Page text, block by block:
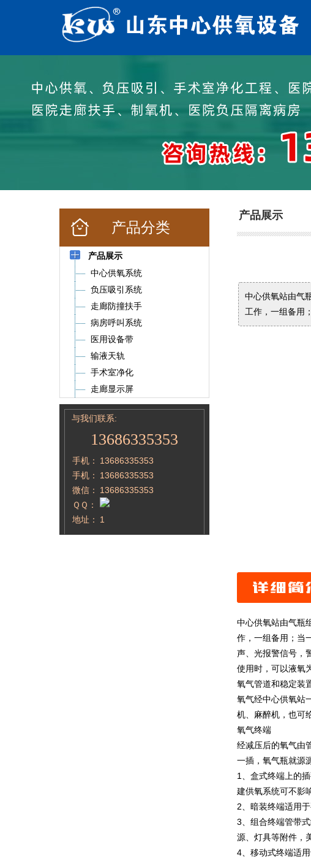
产品分类
产品展示
中心供氧系统
负压吸引系统
走廊防撞扶手
病房呼叫系统
医用设备带
输液天轨
手术室净化
走廊显示屏
与我们联系:
13686335353
手机：
13686335353
手机：
13686335353
微信：
13686335353
ＱＱ：
地址：
1
产品展示
中心供氧站由气
工作，一组备用
中心供氧站由气瓶
作，一组备用；当
声、光报警信号，
使用时，可以液氧
氧气管道和稳定装
氧气经中心供氧站
机、麻醉机，也可
氧气终端
经减压后的氧气由
一插，氧气瓶就源
1、盒式终端上的
建供氧系统可不影
2、暗装终端适用
3、组合终端管带
源、灯具等附件，
4、移动式终端适